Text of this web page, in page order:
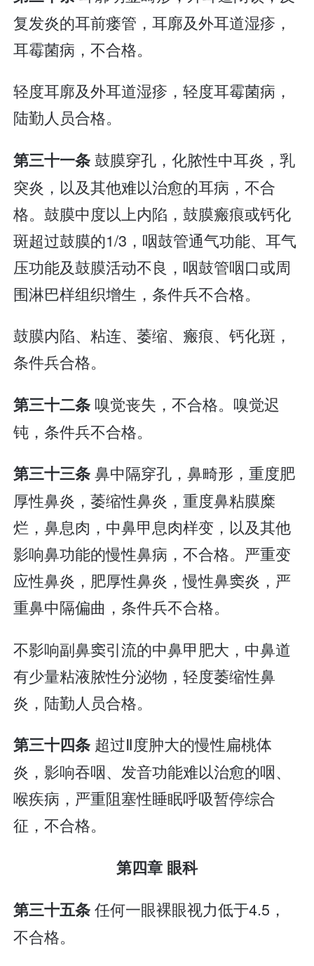
复发炎的耳前瘘管，耳廓及外耳道湿疹，
耳霉菌病，不合格。
轻度耳廓及外耳道湿疹，轻度耳霉菌病，
陆勤人员合格。
第三十一条鼓膜穿孔，化脓性中耳炎，乳
突炎，以及其他难以治愈的耳病，不合
格。鼓膜中度以上内陷，鼓膜瘢痕或钙化
斑超过鼓膜的1/3，咽鼓管通气功能、耳气
压功能及鼓膜活动不良，咽鼓管咽口或周
围淋巴样组织增生，条件兵不合格。
鼓膜内陷、粘连、萎缩、瘢痕、钙化斑，
条件兵合格。
第三十二条 嗅觉丧失，不合格。嗅觉迟
钝，条件兵不合格。
第三十三条鼻中隔穿孔，鼻畸形，重度肥
厚性鼻炎，萎缩性鼻炎，重度鼻粘膜糜
烂，鼻息肉，中鼻甲息肉样变，以及其他
影响鼻功能的慢性鼻病，不合格。严重变
应性鼻炎，肥厚性鼻炎，慢性鼻窦炎，严
重鼻中隔偏曲，条件兵不合格。
不影响副鼻窦引流的中鼻甲肥大，中鼻道
有少量粘液脓性分泌物，轻度萎缩性鼻
炎，陆勤人员合格。
第三十四条 超过Ⅱ度肿大的慢性扁桃体
炎，影响吞咽、发音功能难以治愈的咽、
喉疾病，严重阻塞性睡眠呼吸暂停综合
征，不合格。
第四章 眼科
第三十五条任何一眼裸眼视力低于4.5，
不合格。